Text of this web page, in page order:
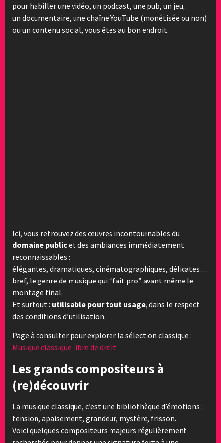
pour habiller une vidéo, un podcast, une pub, un jeu,
un documentaire, une chaîne YouTube (monétisée ou non)
ou un contenu social, vous êtes au bon endroit.
Ici, vous retrouvez des œuvres incontournables du
domaine publicet des ambiances immédiatement
reconnaissables :
élégantes, dramatiques, cinématographiques, délicates…
bref, le genre de musique qui “fait pro” avant même le
montage final.
Et surtout : utilisable pour tout usage, dans le respect
des conditions d’utilisation.
Page à consulter pour explorer la sélection classique :
Musique classique libre de droit
Les grands compositeurs à
(re)découvrir
La musique classique, c’est une bibliothèque d’émotions :
tension, apaisement, grandeur, mystère, frisson.
Voici quelques compositeurs majeurs régulièrement